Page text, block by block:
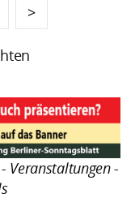
>
Veranstaltungen -